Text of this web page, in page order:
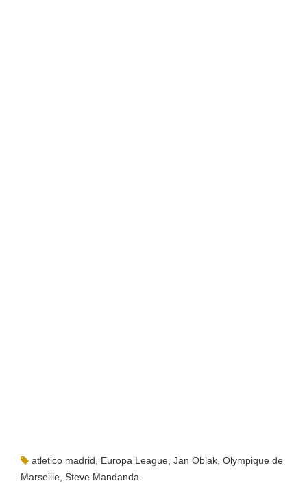
atletico madrid Europa League Jan Oblak Olympique de
Marseille Steve Mandanda